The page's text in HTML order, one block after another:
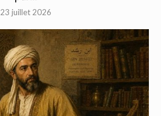
23 juillet 2026